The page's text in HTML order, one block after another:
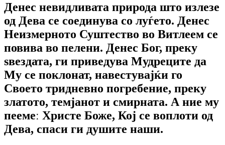
Денес невидливата природа што излезе
од Дева се соединува со луѓето. Денес
Неизмерното Суштество во Витлеем се
повива во пелени. Денес Бог, преку
ѕвездата, ги приведува Мудреците да
Му се поклонат, навестувајќи го
Своето тридневно погребение, преку
златото, темјанот и смирната. А ние му
пеемеː Христе Боже, Кој се воплоти од
Дева, спаси ги душите наши.